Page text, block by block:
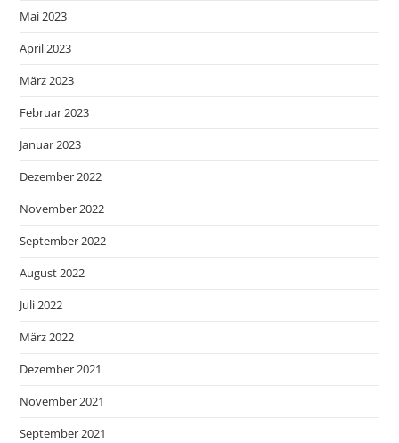
Mai 2023
April 2023
März 2023
Februar 2023
Januar 2023
Dezember 2022
November 2022
September 2022
August 2022
Juli 2022
März 2022
Dezember 2021
November 2021
September 2021